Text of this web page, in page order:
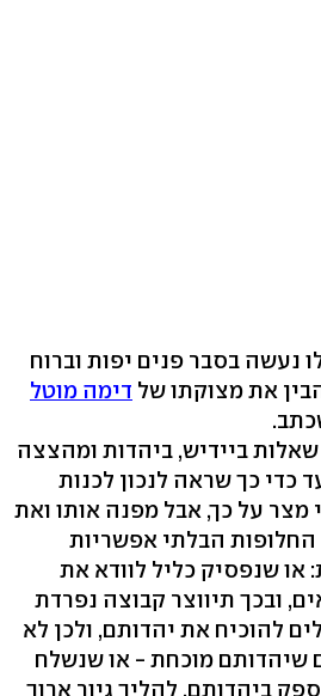
נעשה בסבר פנים יפות וברוח
את מצוקתו של דימה מוטל
ביידיש, ביהדות ומהצצה
כדי כך שראה לנכון לכנות
מצר על כך, אבל מפנה אותו ואת
החלופות הבלתי אפשריות
או שנפסיק כליל לוודא את
ובכך תיווצר קבוצה נפרדת
להוכיח את יהדותם, ולכן לא
שיהדותם מוכחת - או שנשלח
ביהדותם, להליך גיור ארוך